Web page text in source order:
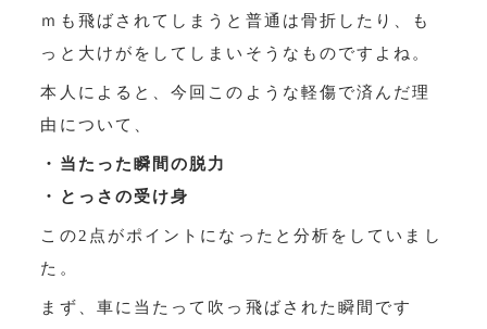
ｍも飛ばされてしまうと普通は骨折したり、も
っと大けがをしてしまいそうなものですよね。
本人によると、今回このような軽傷で済んだ理
由について、
・当たった瞬間の脱力
・とっさの受け身
この2点がポイントになったと分析をしていまし
た。
まず、車に当たって吹っ飛ばされた瞬間です